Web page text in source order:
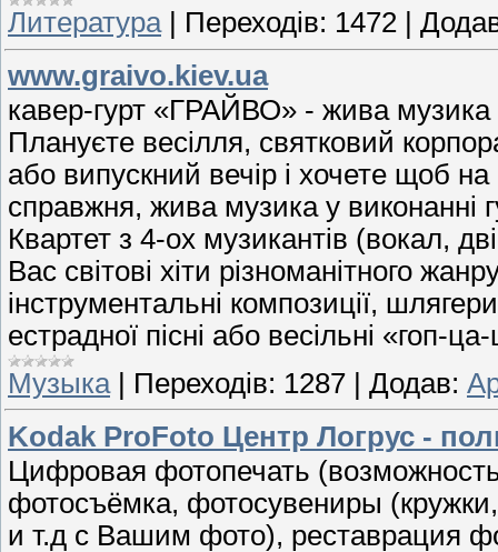
Литература| Переходів: 1472
www.graivo.kiev.ua
кавер-гурт «ГРАЙВО» - жива
Плануєте весілля, святковий
або випускний вечір і хочете щоб
справжня, жива музика у виконанні
Квартет з 4-ох музикантів (вокал,
Вас світові хіти різноманітного
інструментальні композиції,
естрадної пісні або весільні «гоп-
Музыка| Переходів: 1287 Додав:
Kodak ProFoto Центр Логрус -
Цифровая фотопечать
фотосъёмка, фотосувениры
и т.д с Вашим фото), реставрация